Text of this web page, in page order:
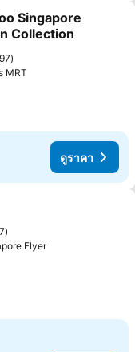
การโปรด
Singapore
Collection
MRT
ดูราคา
ารโปรด
Flyer